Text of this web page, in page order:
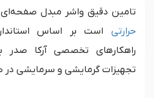
تامین دقیق واشر مبدل صفحه‌ای
حرارتی است بر اساس
راهکارهای تخصصی آرکا صدر
تجهیزات گرمایشی و سرمایشی